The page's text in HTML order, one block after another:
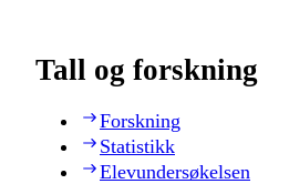
Tall og forskning
Forskning
Statistikk
Elevundersøkelsen